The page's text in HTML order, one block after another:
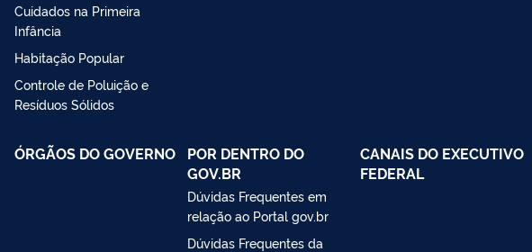
Cuidados na Primeira
Infância
Habitação Popular
Controle de Poluição e
Resíduos Sólidos
ÓRGÃOS DO GOVERNO
POR DENTRO DO
GOV.BR
Dúvidas Frequentes em
relação ao Portal gov.br
Dúvidas Frequentes da
CANAIS DO EXECUTIVO
FEDERAL